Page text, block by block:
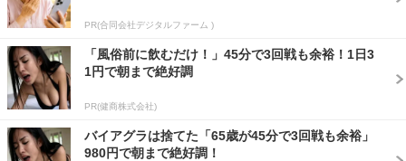
PR(合同会社デジタルファーム )
「風俗前に飲むだけ！」45分で3回戦も余裕！1日3
1円で朝まで絶好調
PR(健商株式会社)
バイアグラは捨てた「65歳が45分で3回戦も余裕」
980円で朝まで絶好調！